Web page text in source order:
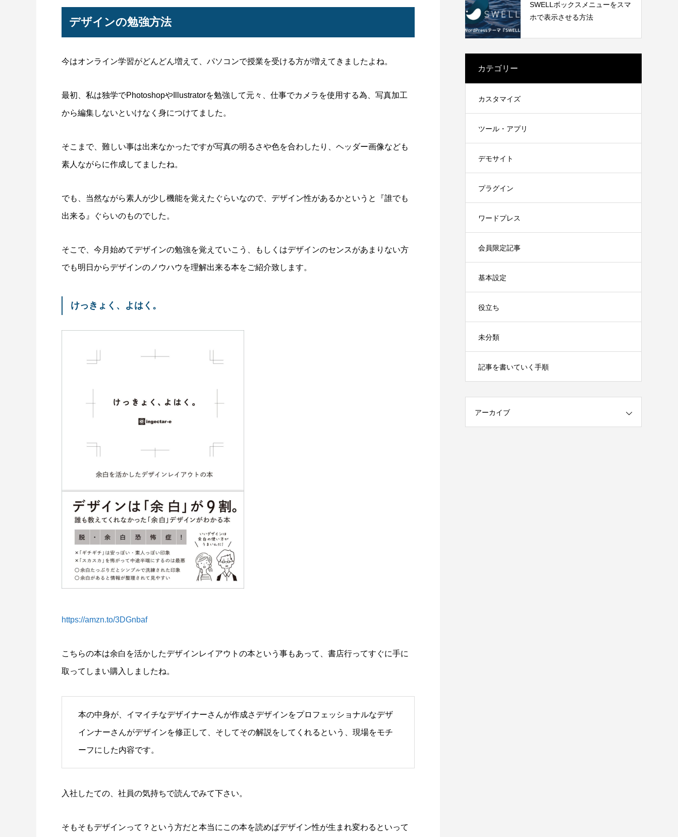
デザインの勉強方法
今はオンライン学習がどんどん増えて、パソコンで授業を受ける方が増えてきましたよね。
最初、私は独学でPhotoshopやIllustratorを勉強して元々、仕事でカメラを使用する為、写真加工
から編集しないといけなく身につけてました。
そこまで、難しい事は出来なかったですが写真の明るさや色を合わしたり、ヘッダー画像なども
素人ながらに作成してましたね。
でも、当然ながら素人が少し機能を覚えたぐらいなので、デザイン性があるかというと『誰でも
出来る』ぐらいのものでした。
そこで、今月始めてデザインの勉強を覚えていこう、もしくはデザインのセンスがあまりない方
でも明日からデザインのノウハウを理解出来る本をご紹介致します。
けっきょく、よはく。
https://amzn.to/3DGnbaf
こちらの本は余白を活かしたデザインレイアウトの本という事もあって、書店行ってすぐに手に
取ってしまい購入しましたね。
本の中身が、イマイチなデザイナーさんが作成さデザインをプロフェッショナルなデザ
インナーさんがデザインを修正して、そしてその解説をしてくれるという、現場をモチ
ーフにした内容です。
入社したての、社員の気持ちで読んでみて下さい。
そもそもデザインって？という方だと本当にこの本を読めばデザイン性が生まれ変わるといって
SWELLボックスメニューをスマ
ホで表示させる方法
カテゴリー
カスタマイズ
ツール・アプリ
デモサイト
プラグイン
ワードプレス
会員限定記事
基本設定
役立ち
未分類
記事を書いていく手順
アーカイブ